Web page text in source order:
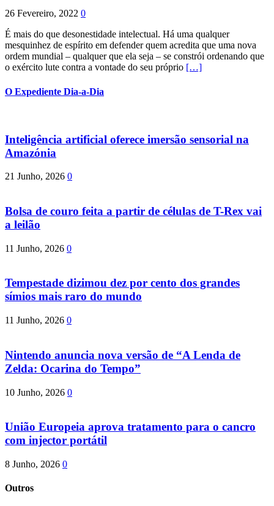
26 Fevereiro, 2022 0
É mais do que desonestidade intelectual. Há uma qualquer
mesquinhez de espírito em defender quem acredita que uma nova
ordem mundial – qualquer que ela seja – se constrói ordenando que
o exército lute contra a vontade do seu próprio […]
O Expediente Dia-a-Dia
Inteligência artificial oferece imersão sensorial na
Amazónia
21 Junho, 2026 0
Bolsa de couro feita a partir de células de T-Rex vai
a leilão
11 Junho, 2026 0
Tempestade dizimou dez por cento dos grandes
símios mais raro do mundo
11 Junho, 2026 0
Nintendo anuncia nova versão de “A Lenda de
Zelda: Ocarina do Tempo”
10 Junho, 2026 0
União Europeia aprova tratamento para o cancro
com injector portátil
8 Junho, 2026 0
Outros